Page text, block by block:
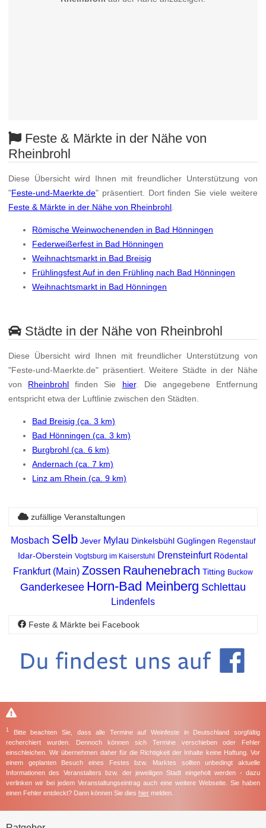
Feste & Märkte in der Nähe von
Rheinbrohl
Diese Übersicht wird Ihnen mit freundlicher Unterstützung von
"Feste-und-Maerkte.de" präsentiert. Dort finden Sie viele weitere
Feste & Märkte in der Nähe von Rheinbrohl
Römische Weinwochenenden in Bad Hönningen
Federweißerfest in Bad Hönningen
Weihnachtsmarkt in Bad Breisig
Frühlingsfest Auf in den Frühling nach Bad Hönningen
Weihnachtsmarkt in Bad Hönningen
Städte in der Nähe von Rheinbrohl
Diese Übersicht wird Ihnen mit freundlicher Unterstützung von
"Feste-und-Maerkte.de" präsentiert. Weitere Städte in der Nähe
von Rheinbrohl finden Sie hier. Die angegebene Entfernung
entspricht etwa der Luftlinie zwischen den Städten.
Bad Breisig (ca. 3 km)
Bad Hönningen (ca. 3 km)
Burgbrohl (ca. 6 km)
Andernach (ca. 7 km)
Linz am Rhein (ca. 9 km)
zufällige Veranstaltungen
Mosbach Selb Jever Mylau Dinkelsbühl Güglingen Regenstauf
Idar-Oberstein Vogtsburg im Kaiserstuhl Drensteinfurt Rödental
Frankfurt (Main) Zossen Rauhenebrach Titting Buckow
Ganderkesee Horn-Bad Meinberg Schlettau
Lindenfels
Feste & Märkte bei Facebook
1 Bitte beachten Sie, dass alle Termine auf Weinfeste in Deutschland sorgfältig
recherchiert wurden. Dennoch können sich Termine verschieben oder Fehler
einschleichen. Wir übernehmen daher für die Richtigkeit der Inhalte keine Haftung. Vor
einem geplanten Besuch eines Festes bzw. Marktes sollten unbedingt aktuelle
Informationen des Veranstalters bzw. der jeweiligen Stadt eingeholt werden - dazu
verlinken wir bei jedem Veranstaltungseintrag auch eine weitere Webseite. Sie haben
einen Fehler entdeckt? Dann können Sie dies hier melden.